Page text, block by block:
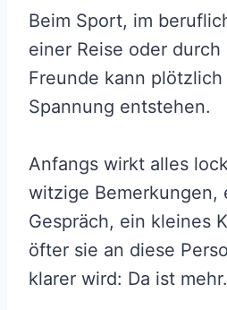
Beim Sport, im
einer Reise oder durch
Freunde kann
Spannung entstehen.
Anfangs wirkt alles
witzige Bemerkungen,
Gespräch, ein kleines
öfter sie an diese
klarer wird: Da ist mehr.